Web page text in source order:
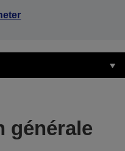
générale